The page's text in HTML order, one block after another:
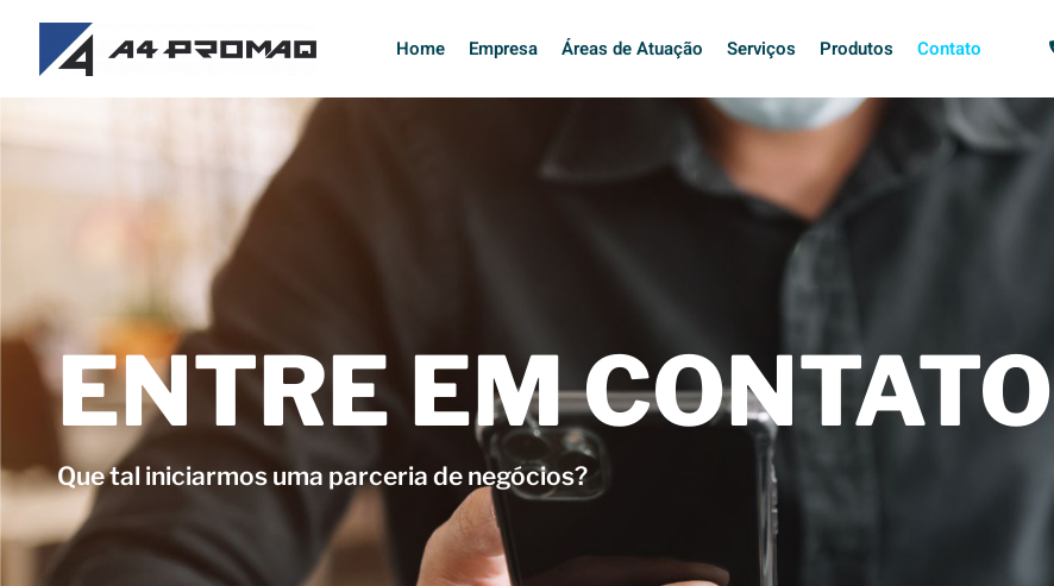
Home Empresa Áreas de Atuação Serviços Produtos Contato
ENTRE EM CONTATO
Que tal iniciarmos uma parceria de negócios?